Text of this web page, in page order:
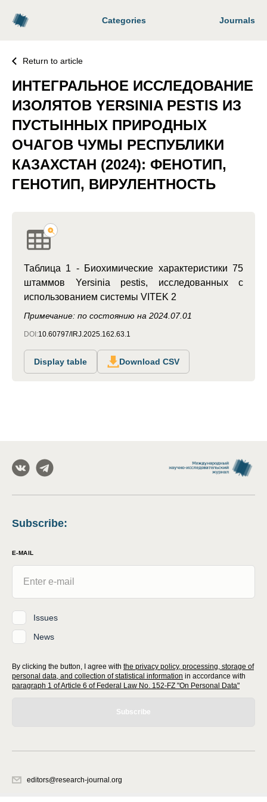
Categories Journals
Return to article
ИНТЕГРАЛЬНОЕ ИССЛЕДОВАНИЕ
ИЗОЛЯТОВ YERSINIA PESTIS ИЗ
ПУСТЫННЫХ ПРИРОДНЫХ
ОЧАГОВ ЧУМЫ РЕСПУБЛИКИ
КАЗАХСТАН (2024): ФЕНОТИП,
ГЕНОТИП, ВИРУЛЕНТНОСТЬ
Таблица 1 - Биохимические характеристики 75
штаммов Yersinia pestis, исследованных с
использованием системы VITEK 2
Примечание: по состоянию на 2024.07.01
DOI:10.60797/IRJ.2025.162.63.1
Display table Download CSV
Subscribe:
E-MAIL
Issues
News
By clicking the button, I agree with the privacy policy, processing, storage of
personal data, and collection of statistical information in accordance with
paragraph 1 of Article 6 of Federal Law No. 152-FZ "On Personal Data"
Subscribe
editors@research-journal.org